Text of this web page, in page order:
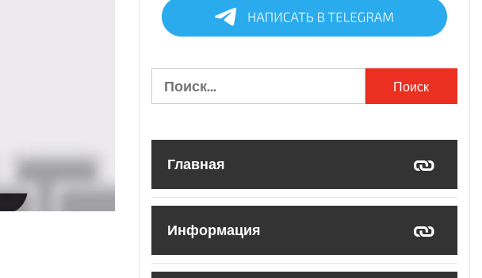
Найти:
Главная
Информация